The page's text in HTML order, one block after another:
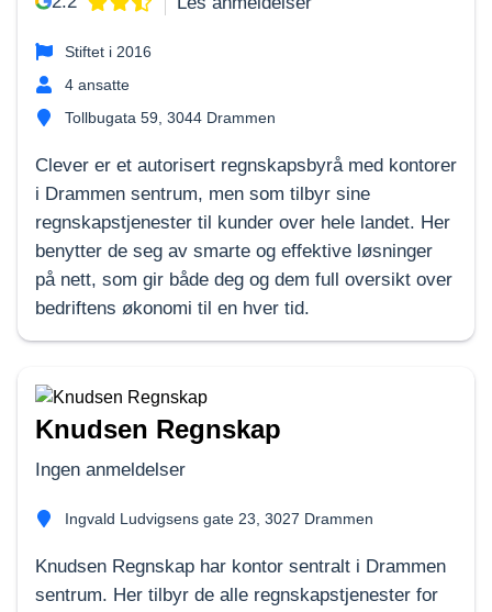
Stiftet i 2016
4 ansatte
Tollbugata 59, 3044 Drammen
Clever er et autorisert regnskapsbyrå med kontorer
i Drammen sentrum, men som tilbyr sine
regnskapstjenester til kunder over hele landet. Her
benytter de seg av smarte og effektive løsninger
på nett, som gir både deg og dem full oversikt over
bedriftens økonomi til en hver tid.
Knudsen Regnskap
Ingen anmeldelser
Ingvald Ludvigsens gate 23, 3027 Drammen
Knudsen Regnskap har kontor sentralt i Drammen
sentrum. Her tilbyr de alle regnskapstjenester for